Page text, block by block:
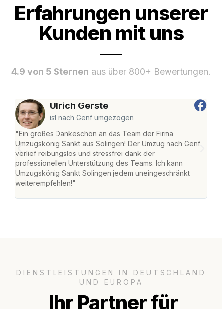
Erfahrungen unserer
Kunden mit uns
4.9 von 5 Sternen aus über 800+ Bewertungen.
Ulrich Gerste
ist nach Genf umgezogen
"Ein großes Dankeschön an das Team der Firma
Umzugskönig Sankt aus Solingen! Der Umzug nach Genf
verlief reibungslos und stressfrei dank der
professionellen Unterstützung des Teams. Ich kann
Umzugskönig Sankt Solingen jedem uneingeschränkt
weiterempfehlen!"
DIENSTLEISTUNGEN IN DEUTSCHLAND
UND EUROPA
Ihr Partner für